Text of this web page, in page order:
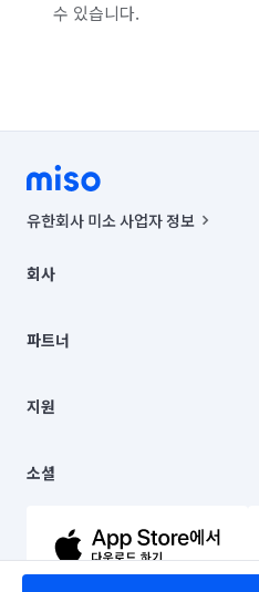
수 있습니다.
유한회사 미소 사업자 정보
00019 |
주소 | 본사: 서울특별시 종로구 율곡
컨택센터 : 서울특별시 종로구 수송동
상품, 상품정보, 거래에 관한 의무와 책
언론 보도 관련 문의:
© 유한회사 미소. Miso, Inc. All
회사
채용
파트너
이사
지원
이용약관
문의하기
소셜
유튜브